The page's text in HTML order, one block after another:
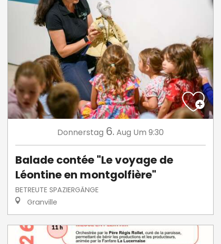
Donnerstag 6. Aug Um 9:30
Balade contée "Le voyage de
Léontine en montgolfière"
BETREUTE SPAZIERGÄNGE
Granville